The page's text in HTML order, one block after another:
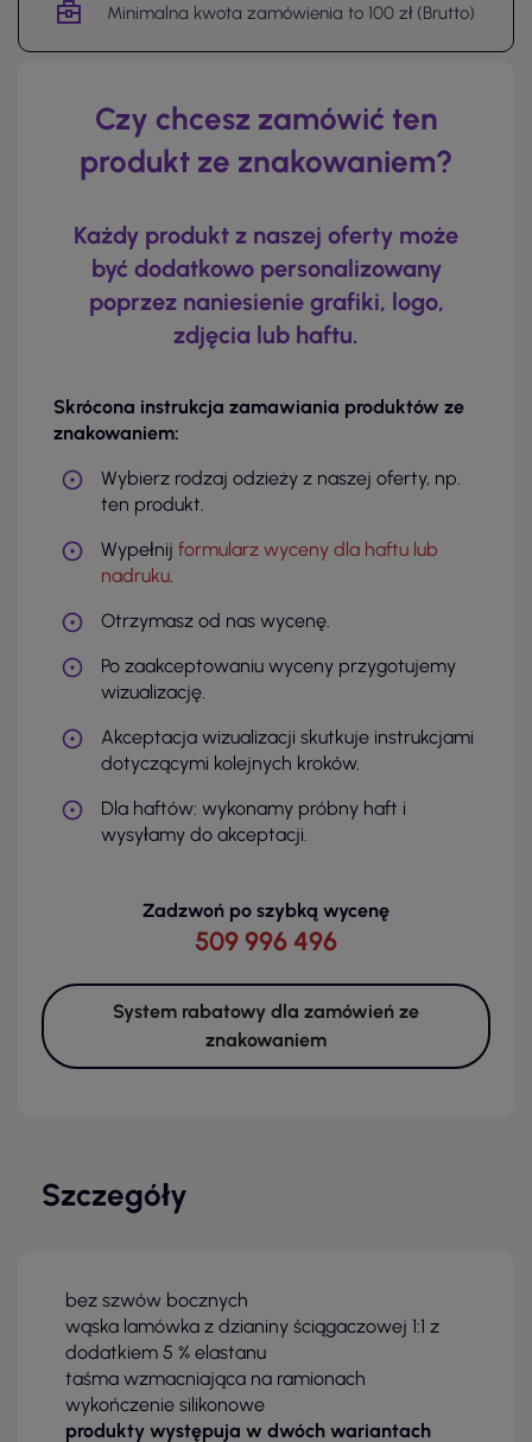
Minimalna kwota zamówienia to 100 zł (Brutto)
Czy chcesz zamówić ten
produkt ze znakowaniem?
Każdy produkt z naszej oferty może
być dodatkowo personalizowany
poprzez naniesienie grafiki, logo,
zdjęcia lub haftu.
Skrócona instrukcja zamawiania produktów ze
znakowaniem:
Wybierz rodzaj odzieży z naszej oferty, np.
ten produkt.
Wypełnij formularz wyceny dla haftu lub
nadruku.
Otrzymasz od nas wycenę.
Po zaakceptowaniu wyceny przygotujemy
wizualizację.
Akceptacja wizualizacji skutkuje instrukcjami
dotyczącymi kolejnych kroków.
Dla haftów: wykonamy próbny haft i
wysyłamy do akceptacji.
Zadzwoń po szybką wycenę
509 996 496
System rabatowy dla zamówień ze
znakowaniem
Szczegóły
bez szwów bocznych
wąska lamówka z dzianiny ściągaczowej 1:1 z
dodatkiem 5 % elastanu
taśma wzmacniająca na ramionach
wykończenie silikonowe
produkty występuja w dwóch wariantach